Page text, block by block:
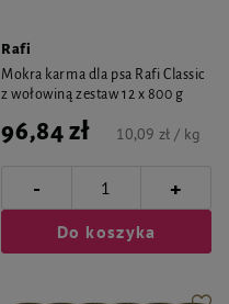
Rafi
Mokra karma dla psa Rafi Classic
z wołowiną zestaw 12 x 800 g
96,84 zł 10,09 zł / kg
- +
Do koszyka